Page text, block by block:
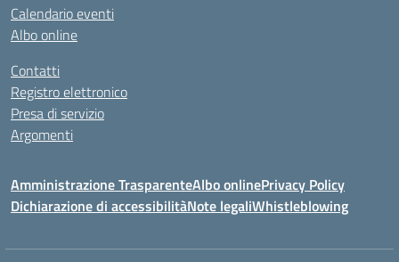
Calendario eventi
Albo online
Contatti
Registro elettronico
Presa di servizio
Argomenti
Amministrazione TrasparenteAlbo onlinePrivacy Policy
Dichiarazione di accessibilitàNote legaliWhistleblowing